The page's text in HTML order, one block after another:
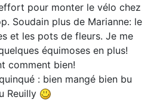
pour monter le vélo chez
Soudain plus de Marianne: le
et les pots de fleurs. Je me
équimoses en plus!
comment bien!
: bien mangé bien bu
Reuilly